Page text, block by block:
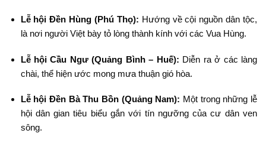
Lễ hội Đền Hùng (Phú Thọ): Hướng về cội nguồn dân tộc,
là nơi người Việt bày tỏ lòng thành kính với các Vua Hùng.
Lễ hội Cầu Ngư (Quảng Bình – Huế): Diễn ra ở các làng
chài, thể hiện ước mong mưa thuận gió hòa.
Lễ hội Đền Bà Thu Bồn (Quảng Nam): Một trong những lễ
hội dân gian tiêu biểu gắn với tín ngưỡng của cư dân ven
sông.